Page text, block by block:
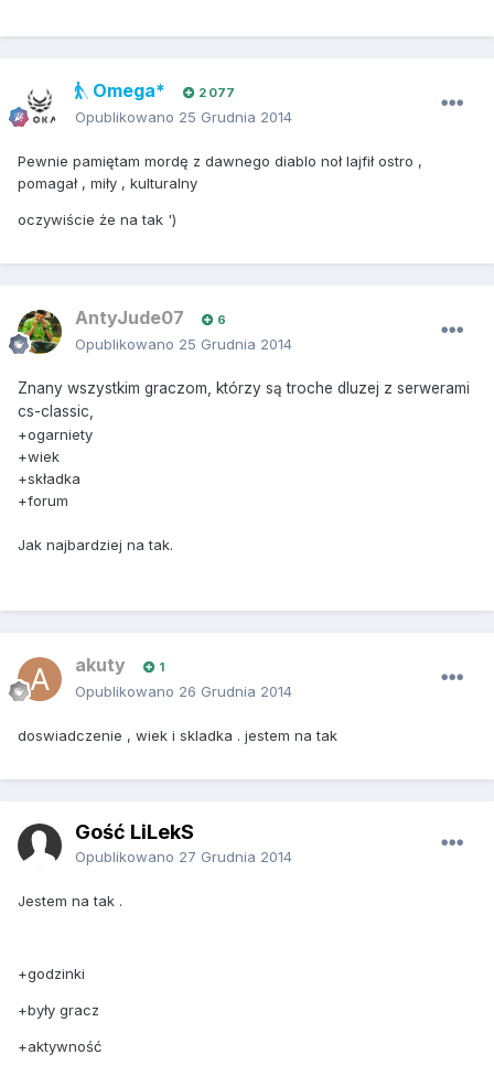
Omega* 2 077
Opublikowano 25 Grudnia 2014
Pewnie pamiętam mordę z dawnego diablo noł lajfił ostro ,
pomagał , miły , kulturalny
oczywiście że na tak ')
AntyJude07 6
Opublikowano 25 Grudnia 2014
Znany wszystkim graczom, którzy są troche dluzej z serwerami
cs-classic,
+ogarniety
+wiek
+składka
+forum
Jak najbardziej na tak.
akuty 1
Opublikowano 26 Grudnia 2014
doswiadczenie , wiek i skladka . jestem na tak
Gość LiLekS
Opublikowano 27 Grudnia 2014
Jestem na tak .
+godzinki
+były gracz
+aktywność